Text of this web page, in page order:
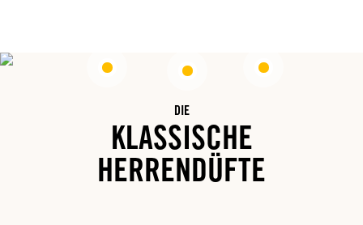
DIE
KLASSISCHE
HERRENDÜFTE